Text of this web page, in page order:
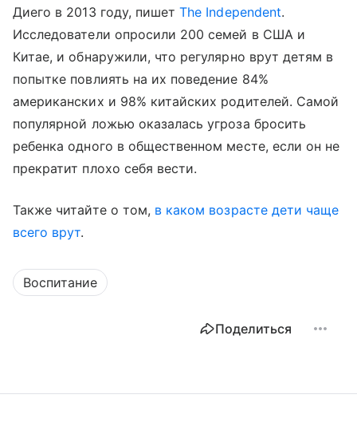
Диего в 2013 году, пишетThe Independent.
Исследователи опросили 200 семей в США и
Китае, и обнаружили, что регулярно врут детям в
попытке повлиять на их поведение 84%
американских и 98% китайских родителей. Самой
популярной ложью оказалась угроза бросить
ребенка одного в общественном месте, если он не
прекратит плохо себя вести.
Также читайте о том, в каком возрасте дети чаще
всего врут.
Воспитание
Поделиться